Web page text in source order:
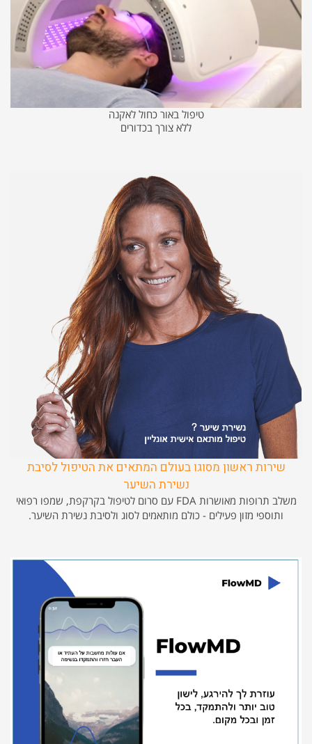
טיפול באור כחול לאקנה
ללא צורך בכדורים
שירות ראשון מסוגו בעולם המתאים את הטיפול לסיבת
נשירת השיער
משלב תרופות מאושרות FDA עם סרום לטיפול בקרקפת, שמפו רפואי
ותוספי מזון פעילים - כולם מותאמים לסוג ולסיבת נשירת השיער.